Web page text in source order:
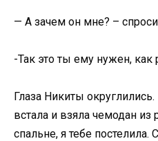
— А зачем он мне? –
-Так это ты ему нужен, как
Глаза Никиты
встала и взяла чемодан
спальне, я тебе